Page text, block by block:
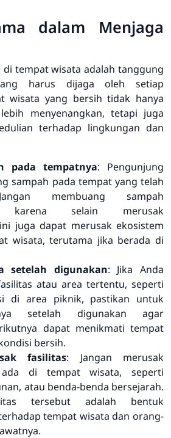
dalam Menjaga
di tempat wisata adalah tanggung
harus dijaga oleh setiap
wisata yang bersih tidak hanya
menyenangkan, tetapi juga
terhadap lingkungan dan
pada tempatnya: Pengunjung
sampah pada tempat yang telah
membuang sampah
karena selain merusak
juga dapat merusak ekosistem
wisata, terutama jika berada di
setelah digunakan: Jika Anda
atau area tertentu, seperti
di area piknik, pastikan untuk
setelah digunakan agar
dapat menikmati tempat
bersih.
fasilitas: Jangan merusak
di tempat wisata, seperti
atau benda-benda bersejarah.
tersebut adalah bentuk
tempat wisata dan orang-